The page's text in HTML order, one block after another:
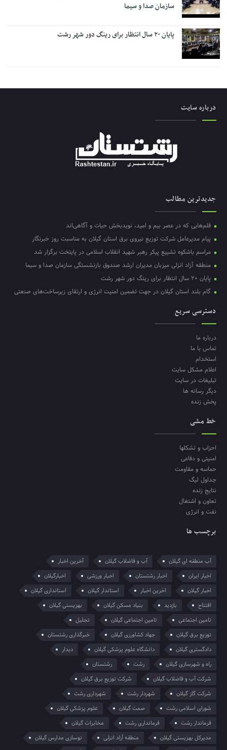
سازمان صدا و سیما
پایان ۲۰ سال انتظار برای رینگ دور شهر رشت
درباره سایت
جدیدترین مطالب
قلم‌هایی که در عصر بیم و امید، نویدبخش حیات و آگاهی‌اند
پیام مدیرعامل شرکت توزیع نیروی برق استان گیلان به مناسبت روز خبرنگار ‌
مراسم باشکوه تشییع پیکر رهبر شهید انقلاب اسلامی در پایتخت برگزار شد
منطقه آزاد انزلی میزبان مدیران ارشد صندوق بازنشستگی سازمان صدا و سیما
پایان ۲۰ سال انتظار برای رینگ دور شهر رشت
گام بلند استان گیلان در جهت تضمین امنیت انرژی و ارتقای زیرساخت‌های صنعتی
دسترسی سریع
درباره ما
تماس با ما
استخدام
اعلام مشکل سایت
تبلیغات در سایت
دیگر رسانه ها
پخش زنده
خط مشی
احزاب و تشکلها
امنیتی و دفاعی
حماسه و مقاومت
جداول لیگ
نتایج زنده
تعاون و اشتغال
نفت و انرژی
برچسب ها
آب منطقه ای گیلان آب و فاضلاب گیلان
آخرین اخبار
اخبار ایران
اخبار رشتستان اخبار ورزشی
اخبارگیلان
اخبار گیلان
اخرین اخبار استاندار گیلان
استانداری گیلان
افتتاح
بازدید بنیاد مسکن گیلان
بهزیستی گیلان
تامین اجتماعی
تامین اجتماعی گیلان
تجلیل
توزیع برق گیلان
جهاد کشاورزی گیلان
خبرگذاری رشتستان
دادگستری گیلان
دانشگاه علوم پزشکی گیلان
دیدار
راه و شهرسازی گیلان
رشت
رشتستان
شرکت آب و فاضلاب گیلان
شرکت توزیع برق گیلان
شرکت گاز گیلان
شهردار رشت
شهرداری رشت
شورای اسلامی رشت
صمت گیلان
علوم پزشکی گیلان
فرماندار رشت
فرمانداری رشت
مخابرات گیلان
مدیرکل بهزیستی گیلان
منطقه آزاد انزلی
نوسازی مدارس گیلان